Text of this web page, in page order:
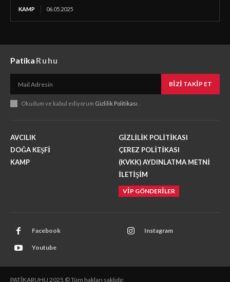
KAMP 06.05.2025
Patika Ruhu
BIZI TAKIP ET
Okudum ve kabul ediyorum Gizlilik Politikası
AVCILIK
DOĞA KEŞFİ
KAMP
GİZLİLİK POLİTİKASI
ÇEREZ POLİTİKASI
(KVKK) AYDINLATMA METNİ
İLETİŞİM
VİP GÖNDERİLER
Facebook Instagram
Youtube
PATİKARUHU 2025 © Tüm hakları saklıdır.